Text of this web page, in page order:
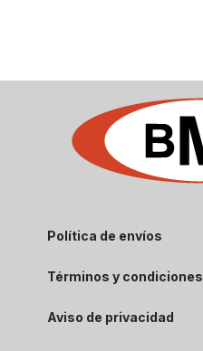
Política de envíos
Términos y condiciones
Aviso de privacidad